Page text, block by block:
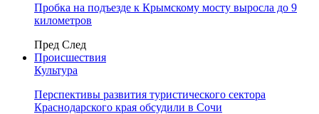
Пробка на подъезде к Крымскому мосту выросла до 9
километров
Пред След
Происшествия
Культура
Перспективы развития туристического сектора
Краснодарского края обсудили в Сочи